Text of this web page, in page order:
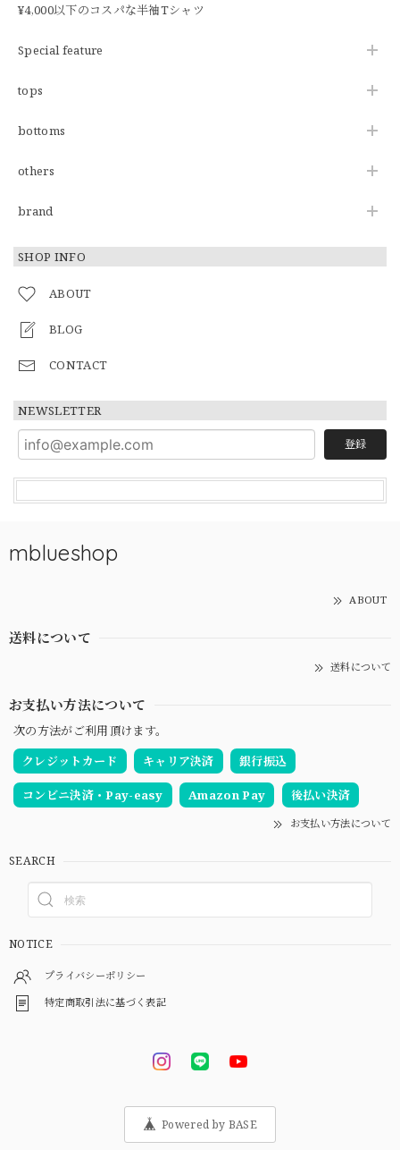
¥4,000以下のコスパな半袖Tシャツ
Special feature
tops
bottoms
others
brand
SHOP INFO
ABOUT
BLOG
CONTACT
NEWSLETTER
登録
mblueshop
ABOUT
送料について
送料について
お支払い方法について
次の方法がご利用頂けます。
クレジットカード
キャリア決済 銀行振込
コンビニ決済・Pay-easy Amazon Pay 後払い決済
お支払い方法について
SEARCH
NOTICE
プライバシーポリシー
特定商取引法に基づく表記
Powered by BASE